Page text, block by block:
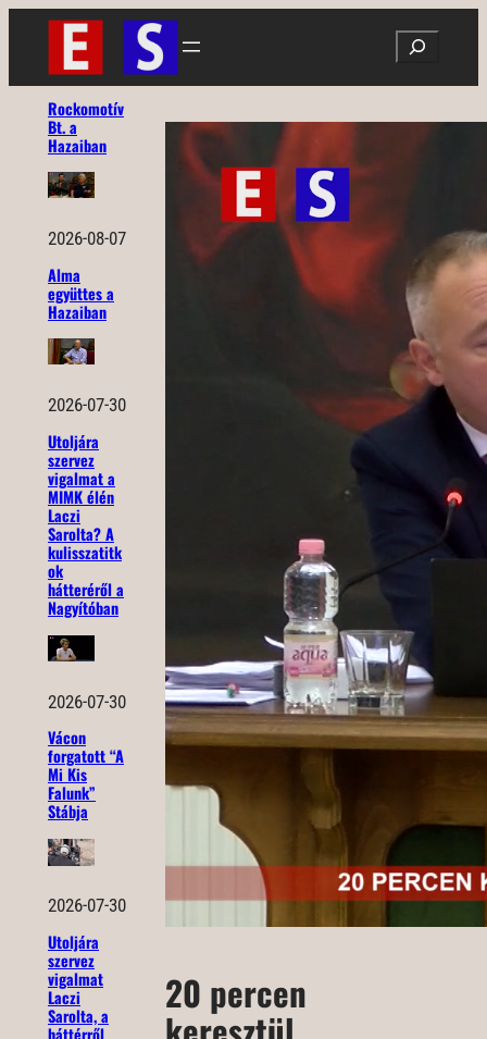
Ugrás
tartalomhoz
Search
Rockomotív
Bt. a
Hazaiban
2026-08-07
Alma
együttes a
Hazaiban
2026-07-30
Utoljára
szervez
vigalmat a
MIMK élén
Laczi
Sarolta? A
kulisszatitk
ok
hátteréről a
Nagyítóban
2026-07-30
Vácon
forgatott “A
Mi Kis
Falunk”
Stábja
2026-07-30
Utoljára
szervez
vigalmat
Laczi
Sarolta, a
háttérről
20 percen